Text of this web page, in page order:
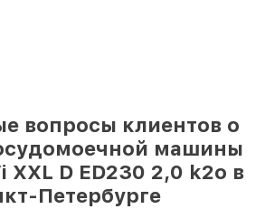
вопросы клиентов о
машины
XXL D ED230 2,0 k2o в
Петербурге